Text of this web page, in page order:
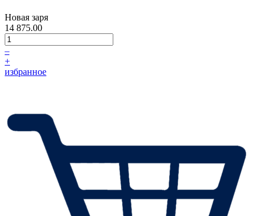
Новая заря
14 875.00
–
+
избранное